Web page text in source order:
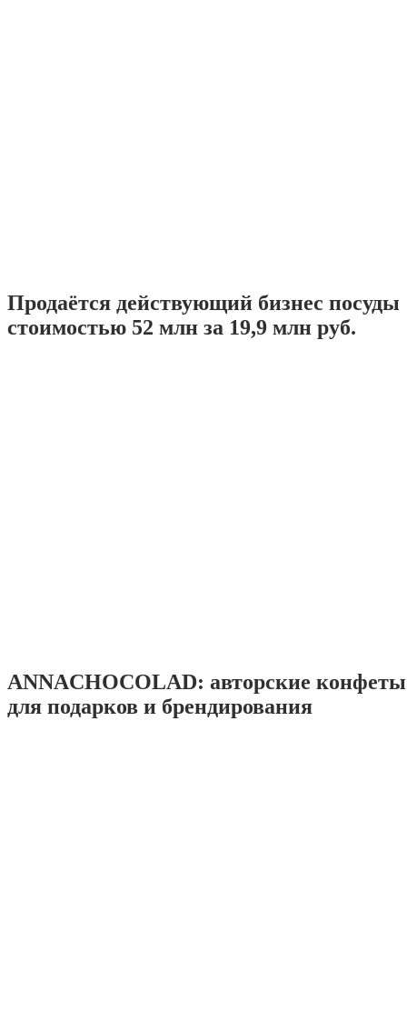
Продаётся действующий бизнес посуды
стоимостью 52 млн за 19,9 млн руб.
ANNACHOCOLAD: авторские
для подарков и брендирования